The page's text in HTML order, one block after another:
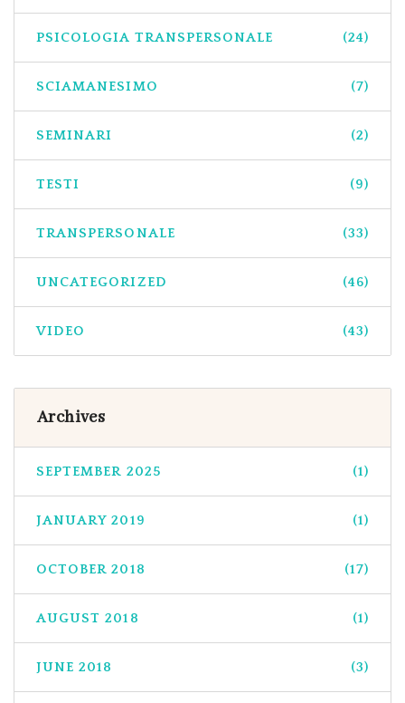
PSICOLOGIA TRANSPERSONALE (24)
SCIAMANESIMO (7)
SEMINARI (2)
TESTI (9)
TRANSPERSONALE (33)
UNCATEGORIZED (46)
VIDEO (43)
Archives
SEPTEMBER 2025 (1)
JANUARY 2019 (1)
OCTOBER 2018 (17)
AUGUST 2018 (1)
JUNE 2018 (3)